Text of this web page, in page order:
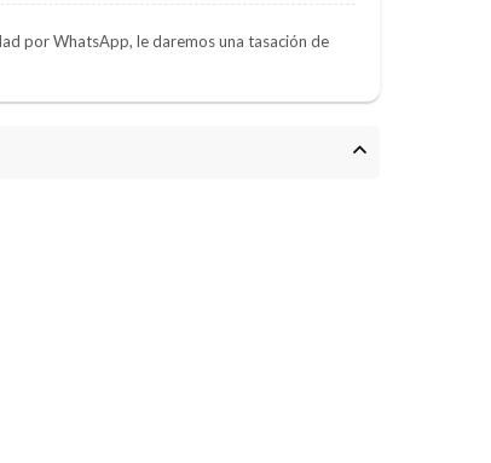
por WhatsApp, le daremos una tasación de